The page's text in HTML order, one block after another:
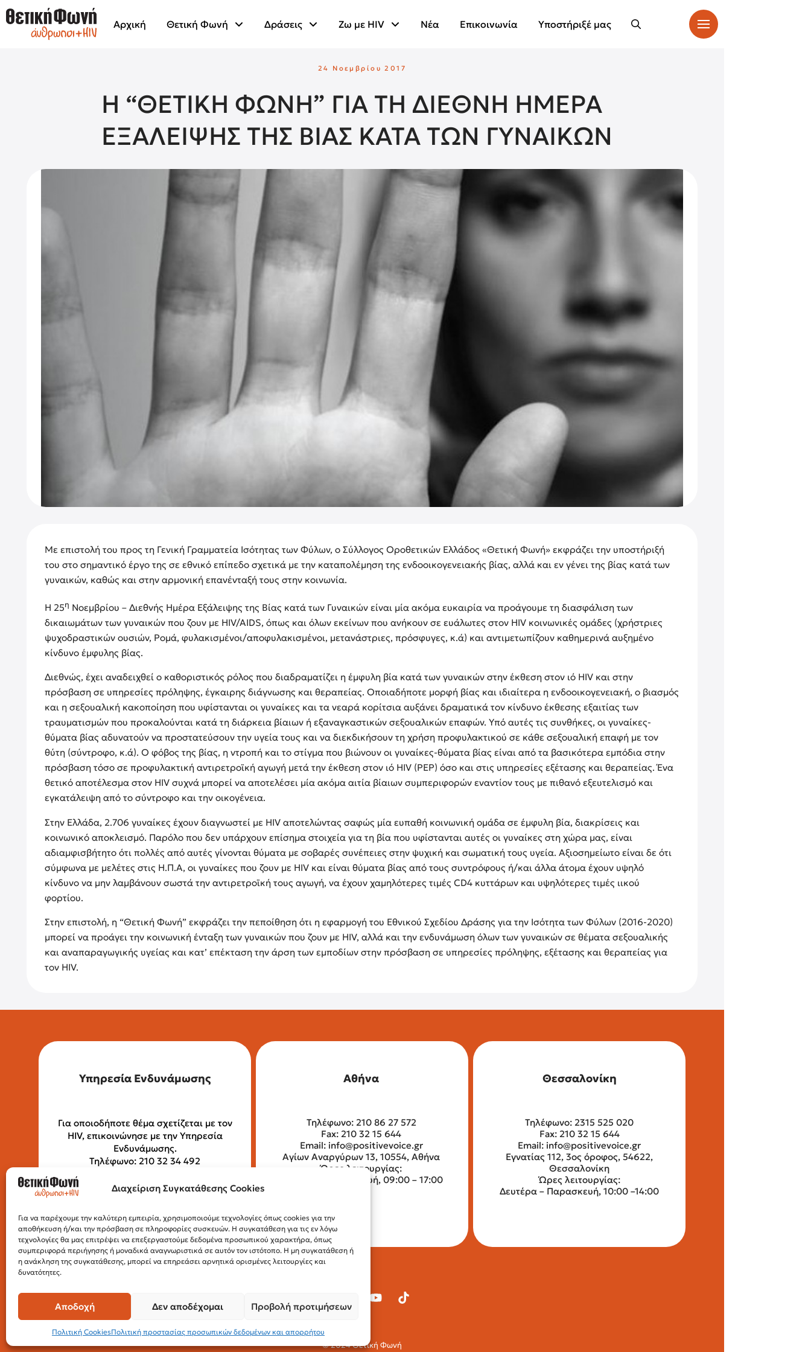
Διαχείριση Συγκατάθεσης Cookies
Για να παρέχουμε την καλύτερη εμπειρία, χρησιμοποιούμε τεχνολογίες όπως cookies για την
αποθήκευση ή/και την πρόσβαση σε πληροφορίες συσκευών. Η συγκατάθεση για τις εν λόγω
τεχνολογίες θα μας επιτρέψει να επεξεργαστούμε δεδομένα προσωπικού χαρακτήρα, όπως
συμπεριφορά περιήγησης ή μοναδικά αναγνωριστικά σε αυτόν τον ιστότοπο. Η μη συγκατάθεση ή
η ανάκληση της συγκατάθεσης, μπορεί να επηρεάσει αρνητικά ορισμένες λειτουργίες και
δυνατότητες.
Αποδοχή Δεν αποδέχομαι Προβολή προτιμήσεων
Πολιτική CookiesΠολιτική προστασίας προσωπικών δεδομένων και απορρήτου
Αρχική Θετική Φωνή Δράσεις Ζω με HIV Νέα Επικοινωνία Υποστήριξέ μας
24 Νοεμβρίου 2017
Η “ΘΕΤΙΚΗ ΦΩΝΗ” ΓΙΑ ΤΗ ΔΙΕΘΝΗ ΗΜΕΡΑ
ΕΞΑΛΕΙΨΗΣ ΤΗΣ ΒΙΑΣ ΚΑΤΑ ΤΩΝ ΓΥΝΑΙΚΩΝ
Με επιστολή του προς τη Γενική Γραμματεία Ισότητας των Φύλων, ο Σύλλογος Οροθετικών Ελλάδος «Θετική Φωνή» εκφράζει την υποστήριξή
του στο σημαντικό έργο της σε εθνικό επίπεδο σχετικά με την καταπολέμηση της ενδοοικογενειακής βίας, αλλά και εν γένει της βίας κατά των
γυναικών, καθώς και στην αρμονική επανένταξή τους στην κοινωνία.
Η 25η Νοεμβρίου – Διεθνής Ημέρα Εξάλειψης της Βίας κατά των Γυναικών είναι μία ακόμα ευκαιρία να προάγουμε τη διασφάλιση των
δικαιωμάτων των γυναικών που ζουν με HIV/AIDS, όπως και όλων εκείνων που ανήκουν σε ευάλωτες στον HIV κοινωνικές ομάδες (χρήστριες
ψυχοδραστικών ουσιών, Ρομά, φυλακισμένοι/αποφυλακισμένοι, μετανάστριες, πρόσφυγες, κ.ά) και αντιμετωπίζουν καθημερινά αυξημένο
κίνδυνο έμφυλης βίας.
Διεθνώς, έχει αναδειχθεί ο καθοριστικός ρόλος που διαδραματίζει η έμφυλη βία κατά των γυναικών στην έκθεση στον ιό HIV και στην
πρόσβαση σε υπηρεσίες πρόληψης, έγκαιρης διάγνωσης και θεραπείας. Οποιαδήποτε μορφή βίας και ιδιαίτερα η ενδοοικογενειακή, ο βιασμός
και η σεξουαλική κακοποίηση που υφίστανται οι γυναίκες και τα νεαρά κορίτσια αυξάνει δραματικά τον κίνδυνο έκθεσης εξαιτίας των
τραυματισμών που προκαλούνται κατά τη διάρκεια βίαιων ή εξαναγκαστικών σεξουαλικών επαφών. Υπό αυτές τις συνθήκες, οι γυναίκες-
θύματα βίας αδυνατούν να προστατεύσουν την υγεία τους και να διεκδικήσουν τη χρήση προφυλακτικού σε κάθε σεξουαλική επαφή με τον
θύτη (σύντροφο, κ.ά). Ο φόβος της βίας, η ντροπή και το στίγμα που βιώνουν οι γυναίκες-θύματα βίας είναι από τα βασικότερα εμπόδια στην
πρόσβαση τόσο σε προφυλακτική αντιρετροϊκή αγωγή μετά την έκθεση στον ιό HIV (PEP) όσο και στις υπηρεσίες εξέτασης και θεραπείας. Ένα
θετικό αποτέλεσμα στον HIV συχνά μπορεί να αποτελέσει μία ακόμα αιτία βίαιων συμπεριφορών εναντίον τους με πιθανό εξευτελισμό και
εγκατάλειψη από το σύντροφο και την οικογένεια.
Στην Ελλάδα, 2.706 γυναίκες έχουν διαγνωστεί με HIV αποτελώντας σαφώς μία ευπαθή κοινωνική ομάδα σε έμφυλη βία, διακρίσεις και
κοινωνικό αποκλεισμό. Παρόλο που δεν υπάρχουν επίσημα στοιχεία για τη βία που υφίστανται αυτές οι γυναίκες στη χώρα μας, είναι
αδιαμφισβήτητο ότι πολλές από αυτές γίνονται θύματα με σοβαρές συνέπειες στην ψυχική και σωματική τους υγεία. Αξιοσημείωτο είναι δε ότι
σύμφωνα με μελέτες στις Η.Π.Α, οι γυναίκες που ζουν με HIV και είναι θύματα βίας από τους συντρόφους ή/και άλλα άτομα έχουν υψηλό
κίνδυνο να μην λαμβάνουν σωστά την αντιρετροϊκή τους αγωγή, να έχουν χαμηλότερες τιμές CD4 κυττάρων και υψηλότερες τιμές ιικού
φορτίου.
Στην επιστολή, η “Θετική Φωνή” εκφράζει την πεποίθηση ότι η εφαρμογή του Εθνικού Σχεδίου Δράσης για την Ισότητα των Φύλων (2016-2020)
μπορεί να προάγει την κοινωνική ένταξη των γυναικών που ζουν με HIV, αλλά και την ενδυνάμωση όλων των γυναικών σε θέματα σεξουαλικής
και αναπαραγωγικής υγείας και κατ’ επέκταση την άρση των εμποδίων στην πρόσβαση σε υπηρεσίες πρόληψης, εξέτασης και θεραπείας για
τον HIV.
Υπηρεσία Ενδυνάμωσης
Για οποιοδήποτε θέμα σχετίζεται με τον
HIV, επικοινώνησε με την Υπηρεσία
Ενδυνάμωσης.
Τηλέφωνο: 210 32 34 492
Email:
Πιττάκη 4 (ισόγειο), 10554, Αθήνα
Αθήνα
Τηλέφωνο: 210 86 27 572
Fax: 210 32 15 644
Email: info@positivevoice.gr
Αγίων Αναργύρων 13, 10554, Αθήνα
Ώρες λειτουργίας:
Δευτέρα – Παρασκευή, 09:00 – 17:00
Θεσσαλονίκη
Τηλέφωνο: 2315 525 020
Fax: 210 32 15 644
Email: info@positivevoice.gr
Εγνατίας 112, 3ος όροφος, 54622,
Θεσσαλονίκη
Ώρες λειτουργίας:
Δευτέρα – Παρασκευή, 10:00 –14:00
© 2024 Θετική Φωνή